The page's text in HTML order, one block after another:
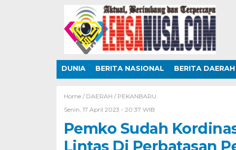
DUNIA BERITA NASIONAL BERITA DAERAH
Home / DAERAH / PEKANBARU
Senin, 17 April 2023 - 20:37 WIB
Pemko Sudah
Lintas Di Perbatasan